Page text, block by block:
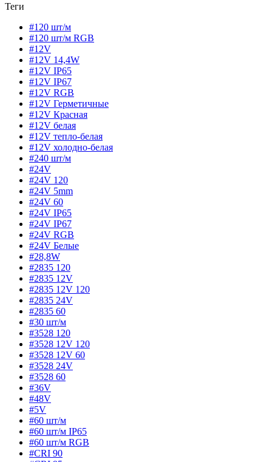
Теги
#120 шт/м
#120 шт/м RGB
#12V
#12V 14,4W
#12V IP65
#12V IP67
#12V RGB
#12V Герметичные
#12V Красная
#12V белая
#12V тепло-белая
#12V холодно-белая
#240 шт/м
#24V
#24V 120
#24V 5mm
#24V 60
#24V IP65
#24V IP67
#24V RGB
#24V Белые
#28,8W
#2835 120
#2835 12V
#2835 12V 120
#2835 24V
#2835 60
#30 шт/м
#3528 120
#3528 12V 120
#3528 12V 60
#3528 24V
#3528 60
#36V
#48V
#5V
#60 шт/м
#60 шт/м IP65
#60 шт/м RGB
#CRI 90